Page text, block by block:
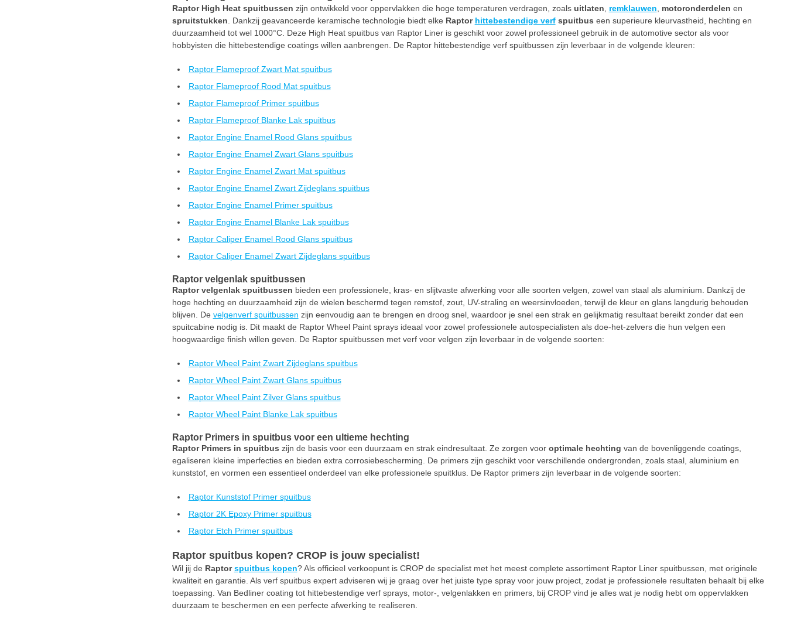
Raptor High Heat spuitbussen zijn ontwikkeld voor oppervlakken die hoge temperaturen verdragen, zoals uitlaten remklauwen motoronderdelen en
spruitstukken . Dankzij geavanceerde keramische technologie biedt elke Raptor hittebestendige verfspuitbus een superieure kleurvastheid, hechting en
duurzaamheid tot wel 1000°C. Deze High Heat spuitbus van Raptor Liner is geschikt voor zowel professioneel gebruik in de automotive sector als voor
hobbyisten die hittebestendige coatings willen aanbrengen. De Raptor hittebestendige verf spuitbussen zijn leverbaar in de volgende kleuren:
Raptor Flameproof Zwart Mat spuitbus
Raptor Flameproof Rood Mat spuitbus
Raptor Flameproof Primer spuitbus
Raptor Flameproof Blanke Lak spuitbus
Raptor Engine Enamel Rood Glans spuitbus
Raptor Engine Enamel Zwart Glans spuitbus
Raptor Engine Enamel Zwart Mat spuitbus
Raptor Engine Enamel Zwart Zijdeglans spuitbus
Raptor Engine Enamel Primer spuitbus
Raptor Engine Enamel Blanke Lak spuitbus
Raptor Caliper Enamel Rood Glans spuitbus
Raptor Caliper Enamel Zwart Zijdeglans spuitbus
Raptor velgenlak spuitbussen
Raptor velgenlak spuitbussen bieden een professionele, kras- en slijtvaste afwerking voor alle soorten velgen, zowel van staal als aluminium. Dankzij de
hoge hechting en duurzaamheid zijn de wielen beschermd tegen remstof, zout, UV-straling en weersinvloeden, terwijl de kleur en glans langdurig behouden
blijven. De velgenverf spuitbussen zijn eenvoudig aan te brengen en droog snel, waardoor je snel een strak en gelijkmatig resultaat bereikt zonder dat een
spuitcabine nodig is. Dit maakt de Raptor Wheel Paint sprays ideaal voor zowel professionele autospecialisten als doe-het-zelvers die hun velgen een
hoogwaardige finish willen geven. De Raptor spuitbussen met verf voor velgen zijn leverbaar in de volgende soorten:
Raptor Wheel Paint Zwart Zijdeglans spuitbus
Raptor Wheel Paint Zwart Glans spuitbus
Raptor Wheel Paint Zilver Glans spuitbus
Raptor Wheel Paint Blanke Lak spuitbus
Raptor Primers in spuitbus voor een ultieme hechting
Raptor Primers in spuitbus zijn de basis voor een duurzaam en strak eindresultaat. Ze zorgen voor optimale hechting van de bovenliggende coatings,
egaliseren kleine imperfecties en bieden extra corrosiebescherming. De primers zijn geschikt voor verschillende ondergronden, zoals staal, aluminium en
kunststof, en vormen een essentieel onderdeel van elke professionele spuitklus. De Raptor primers zijn leverbaar in de volgende soorten:
Raptor Kunststof Primer spuitbus
Raptor 2K Epoxy Primer spuitbus
Raptor Etch Primer spuitbus
Raptor spuitbus kopen? CROP is jouw specialist!
Wil jij de Raptorspuitbus kopen? Als officieel verkoopunt is CROP de specialist met het meest complete assortiment Raptor Liner spuitbussen, met originele
kwaliteit en garantie. Als verf spuitbus expert adviseren wij je graag over het juiste type spray voor jouw project, zodat je professionele resultaten behaalt bij elke
toepassing. Van Bedliner coating tot hittebestendige verf sprays, motor-, velgenlakken en primers, bij CROP vind je alles wat je nodig hebt om oppervlakken
duurzaam te beschermen en een perfecte afwerking te realiseren.